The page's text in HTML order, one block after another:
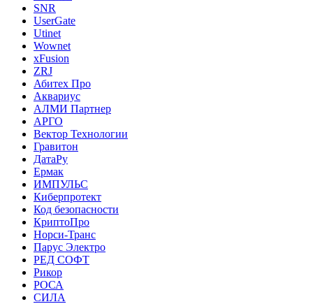
SNR
UserGate
Utinet
Wownet
xFusion
ZRJ
Абитех Про
Аквариус
АЛМИ Партнер
АРГО
Вектор Технологии
Гравитон
ДатаРу
Ермак
ИМПУЛЬС
Киберпротект
Код безопасности
КриптоПро
Норси-Транс
Парус Электро
РЕД СОФТ
Рикор
РОСА
СИЛА